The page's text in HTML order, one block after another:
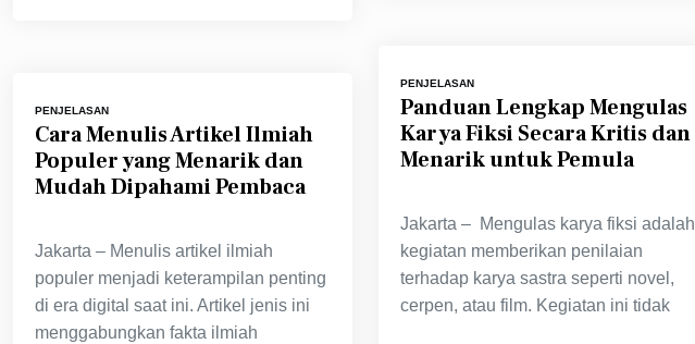
PENJELASAN
Panduan Lengkap Mengulas
Karya Fiksi Secara Kritis dan
Menarik untuk Pemula
Jakarta – Mengulas karya fiksi adalah
kegiatan memberikan penilaian
terhadap karya sastra seperti novel,
cerpen, atau film. Kegiatan ini tidak
PENJELASAN
Cara Menulis Artikel Ilmiah
Populer yang Menarik dan
Mudah Dipahami Pembaca
Jakarta – Menulis artikel ilmiah
populer menjadi keterampilan penting
di era digital saat ini. Artikel jenis ini
menggabungkan fakta ilmiah